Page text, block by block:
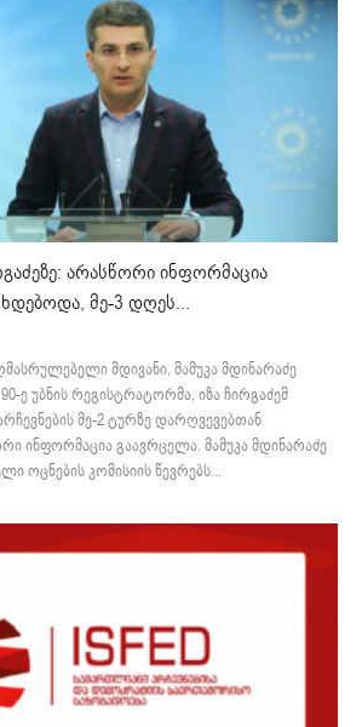
არასწორი ინფორმაცია
მე-3 დღეს...
მდივანი, მამუკა მდინარაძე
ე უბნის რეგისტრატორმა, იზა ჩირგაძემ
მე-2 ტურზე დარღვევებთან
ინფორმაცია გაავრცელა. მამუკა მდინარაძე
ოცნების კომისიის წევრებს...